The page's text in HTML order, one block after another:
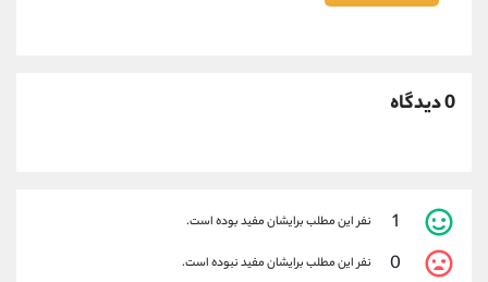
0 دیدگاه
1 نفر این مطلب برایشان مفید بوده است.
0 نفر این مطلب برایشان مفید نبوده است.